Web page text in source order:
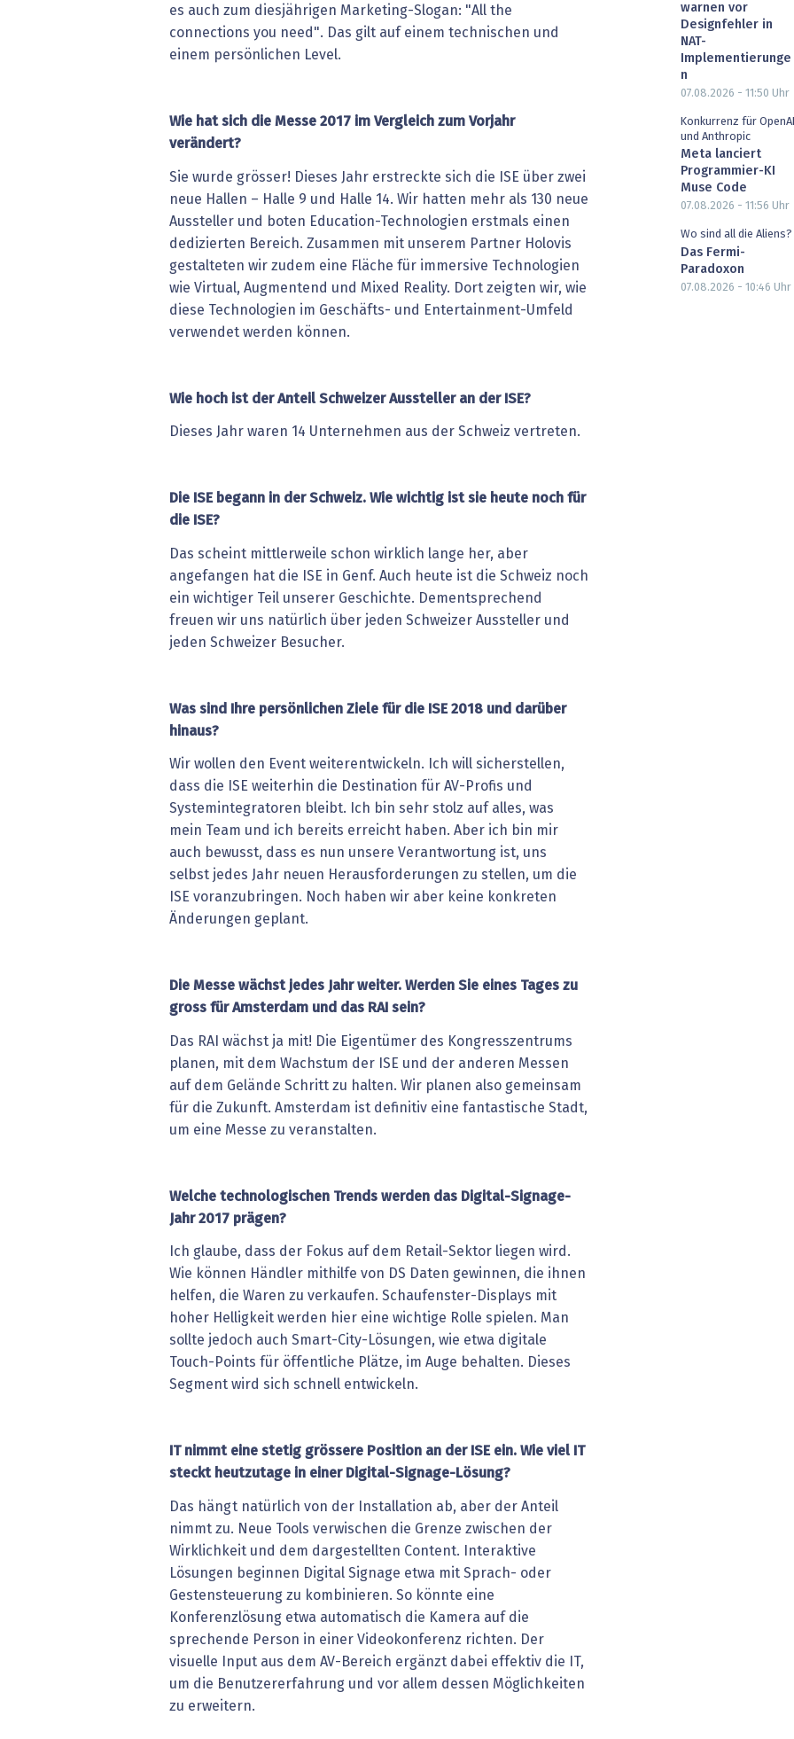
es auch zum diesjährigen Marketing-Slogan: "All the
connections you need". Das gilt auf einem technischen und
einem persönlichen Level.
Wie hat sich die Messe 2017 im Vergleich zum Vorjahr
verändert?
Sie wurde grösser! Dieses Jahr erstreckte sich die ISE über zwei
neue Hallen – Halle 9 und Halle 14. Wir hatten mehr als 130 neue
Aussteller und boten Education-Technologien erstmals einen
dedizierten Bereich. Zusammen mit unserem Partner Holovis
gestalteten wir zudem eine Fläche für immersive Technologien
wie Virtual, Augmentend und Mixed Reality. Dort zeigten wir, wie
diese Technologien im Geschäfts- und Entertainment-Umfeld
verwendet werden können.
Wie hoch ist der Anteil Schweizer Aussteller an der ISE?
Dieses Jahr waren 14 Unternehmen aus der Schweiz vertreten.
Die ISE begann in der Schweiz. Wie wichtig ist sie heute noch für
die ISE?
Das scheint mittlerweile schon wirklich lange her, aber
angefangen hat die ISE in Genf. Auch heute ist die Schweiz noch
ein wichtiger Teil unserer Geschichte. Dementsprechend
freuen wir uns natürlich über jeden Schweizer Aussteller und
jeden Schweizer Besucher.
Was sind Ihre persönlichen Ziele für die ISE 2018 und darüber
hinaus?
Wir wollen den Event weiterentwickeln. Ich will sicherstellen,
dass die ISE weiterhin die Destination für AV-Profis und
Systemintegratoren bleibt. Ich bin sehr stolz auf alles, was
mein Team und ich bereits erreicht haben. Aber ich bin mir
auch bewusst, dass es nun unsere Verantwortung ist, uns
selbst jedes Jahr neuen Herausforderungen zu stellen, um die
ISE voranzubringen. Noch haben wir aber keine konkreten
Änderungen geplant.
Die Messe wächst jedes Jahr weiter. Werden Sie eines Tages zu
gross für Amsterdam und das RAI sein?
Das RAI wächst ja mit! Die Eigentümer des Kongresszentrums
planen, mit dem Wachstum der ISE und der anderen Messen
auf dem Gelände Schritt zu halten. Wir planen also gemeinsam
für die Zukunft. Amsterdam ist definitiv eine fantastische Stadt,
um eine Messe zu veranstalten.
Welche technologischen Trends werden das Digital-Signage-
Jahr 2017 prägen?
Ich glaube, dass der Fokus auf dem Retail-Sektor liegen wird.
Wie können Händler mithilfe von DS Daten gewinnen, die ihnen
helfen, die Waren zu verkaufen. Schaufenster-Displays mit
hoher Helligkeit werden hier eine wichtige Rolle spielen. Man
sollte jedoch auch Smart-City-Lösungen, wie etwa digitale
Touch-Points für öffentliche Plätze, im Auge behalten. Dieses
Segment wird sich schnell entwickeln.
IT nimmt eine stetig grössere Position an der ISE ein. Wie viel IT
steckt heutzutage in einer Digital-Signage-Lösung?
Das hängt natürlich von der Installation ab, aber der Anteil
nimmt zu. Neue Tools verwischen die Grenze zwischen der
Wirklichkeit und dem dargestellten Content. Interaktive
Lösungen beginnen Digital Signage etwa mit Sprach- oder
Gestensteuerung zu kombinieren. So könnte eine
Konferenzlösung etwa automatisch die Kamera auf die
sprechende Person in einer Videokonferenz richten. Der
visuelle Input aus dem AV-Bereich ergänzt dabei effektiv die IT,
um die Benutzererfahrung und vor allem dessen Möglichkeiten
zu erweitern.
warnen vor
Designfehler in
NAT-
Implementierunge
n
07.08.2026 - 11:50 Uhr
Konkurrenz für OpenAI
und Anthropic
Meta lanciert
Programmier-KI
Muse Code
07.08.2026 - 11:56 Uhr
Wo sind all die Aliens?
Das Fermi-
Paradoxon
07.08.2026 - 10:46 Uhr